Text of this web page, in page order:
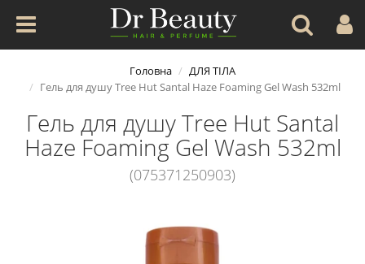
Головна
ДЛЯ ТІЛА
Гель для душу Tree Hut Santal Haze Foaming Gel Wash 532ml
Гель для душу Tree Hut Santal
Haze Foaming Gel Wash 532ml
(075371250903)